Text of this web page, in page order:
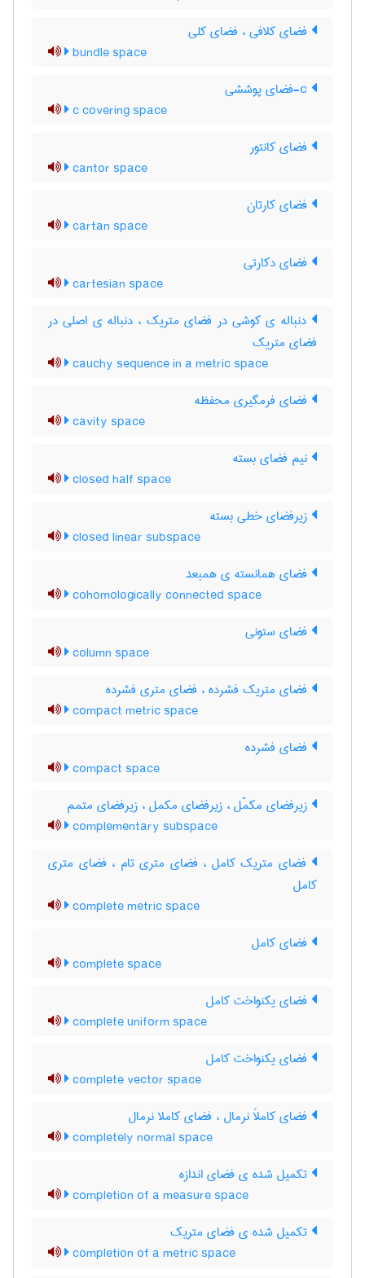
فضای کلافی ، فضای کلی
bundle space
c covering space
فضای کانتور
cantor space
فضای کارتان
cartan space
فضای دکارتی
cartesian space
دنباله ی کوشی در فضای متریک ، دنباله ی اصلی در
فضای متریک
cauchy sequence in a metric space
فضای فرمگیری محفظه
cavity space
نیم فضای بسته
closed half space
زیرفضای خطی بسته
closed linear subspace
فضای همانسته ی همبعد
cohomologically connected space
فضای ستونی
column space
فضای متریک فشرده ، فضای متری فشرده
compact metric space
فضای فشرده
compact space
زیرفضای مکمّل ، زیرفضای مکمل ، زیرفضای متمم
complementary subspace
فضای متریک کامل ، فضای متری تام ، فضای متری
کامل
complete metric space
فضای کامل
complete space
فضای یکنواخت کامل
complete uniform space
فضای یکنواخت کامل
complete vector space
فضای کاملاً نرمال ، فضای کاملا نرمال
completely normal space
تکمیل شده ی فضای اندازه
completion of a measure space
تکمیل شده ی فضای متریک
completion of a metric space